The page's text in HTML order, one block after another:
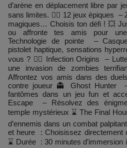
d’arène en déplacement libre par
sans limites. 🧙‍♂️ 12 jeux épiques –
magiques… Choisis ton défi ! 💥
ou affronte tes amis pour
Technologie de pointe –
pistolet haptique, sensations
vous ? 🧟‍♂️ Infection Origins –
une invasion de zombies
Affrontez vos amis dans des
contre joueur 👻 Ghost Hunter
fantômes dans un jeu fun et
Escape – Résolvez des
temple mystérieux ⌛ The Final
d’ennemis dans un combat
et heure : Choisissez directement
⌛ Durée : 30 minutes